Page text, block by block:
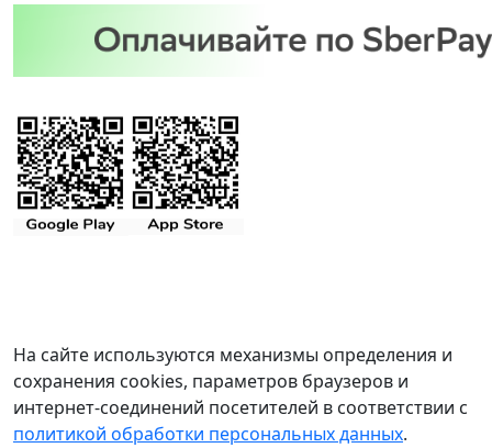
На сайте используются механизмы определения и
сохранения cookies, параметров браузеров и
интернет-соединений посетителей в соответствии с
политикой обработки персональных данных.